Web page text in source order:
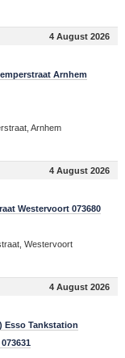
4 August 2026
Arnhem
Arnhem
4 August 2026
Westervoort 073680
Westervoort
4 August 2026
Esso Tankstation